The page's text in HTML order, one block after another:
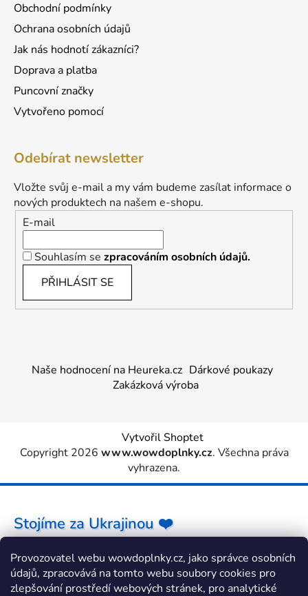
Provozovatel webu wowdoplnky.cz, jako správce osobních
údajů, zpracovává na tomto webu soubory cookies pro
zlepšování prostředí webových stránek, pro analytické
Obchodní podmínky
Ochrana osobních údajů
Jak nás hodnotí zákazníci?
Doprava a platba
Puncovní značky
Vytvořeno pomocí
Odebírat newsletter
Vložte svůj e-mail a my vám budeme zasílat informace o
nových produktech na našem e-shopu.
E-mail
Souhlasím se zpracováním osobních údajů.
PŘIHLÁSIT SE
Naše hodnocení na Heureka.cz Dárkové poukazy
Zakázková výroba
Vytvořil Shoptet
Copyright 2026 www.wowdoplnky.cz. Všechna práva
vyhrazena.
Stojíme za Ukrajinou ❤️
Jak a čím pomoci »